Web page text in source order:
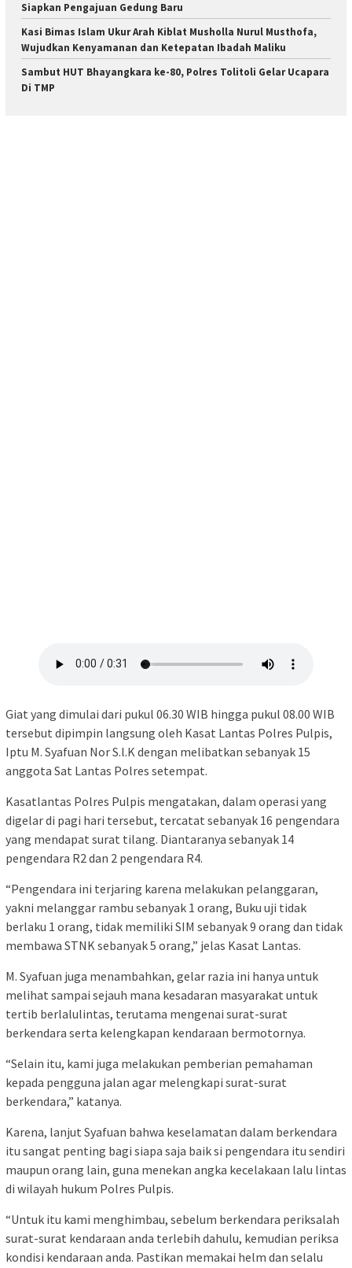
Siapkan Pengajuan Gedung Baru
Kasi Bimas Islam Ukur Arah Kiblat Musholla Nurul Musthofa,
Wujudkan Kenyamanan dan Ketepatan Ibadah Maliku
Sambut HUT Bhayangkara ke-80, Polres Tolitoli Gelar Ucapara
Di TMP
Giat yang dimulai dari pukul 06.30 WIB hingga pukul 08.00 WIB
tersebut dipimpin langsung oleh Kasat Lantas Polres Pulpis,
Iptu M. Syafuan Nor S.l.K dengan melibatkan sebanyak 15
anggota Sat Lantas Polres setempat.
Kasatlantas Polres Pulpis mengatakan, dalam operasi yang
digelar di pagi hari tersebut, tercatat sebanyak 16 pengendara
yang mendapat surat tilang. Diantaranya sebanyak 14
pengendara R2 dan 2 pengendara R4.
“Pengendara ini terjaring karena melakukan pelanggaran,
yakni melanggar rambu sebanyak 1 orang, Buku uji tidak
berlaku 1 orang, tidak memiliki SIM sebanyak 9 orang dan tidak
membawa STNK sebanyak 5 orang,” jelas Kasat Lantas.
M. Syafuan juga menambahkan, gelar razia ini hanya untuk
melihat sampai sejauh mana kesadaran masyarakat untuk
tertib berlalulintas, terutama mengenai surat-surat
berkendara serta kelengkapan kendaraan bermotornya.
“Selain itu, kami juga melakukan pemberian pemahaman
kepada pengguna jalan agar melengkapi surat-surat
berkendara,” katanya.
Karena, lanjut Syafuan bahwa keselamatan dalam berkendara
itu sangat penting bagi siapa saja baik si pengendara itu sendiri
maupun orang lain, guna menekan angka kecelakaan lalu lintas
di wilayah hukum Polres Pulpis.
“Untuk itu kami menghimbau, sebelum berkendara periksalah
surat-surat kendaraan anda terlebih dahulu, kemudian periksa
kondisi kendaraan anda. Pastikan memakai helm dan selalu